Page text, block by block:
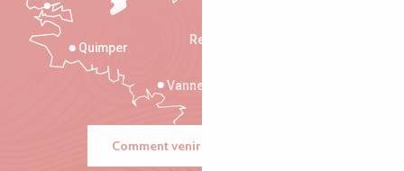
Rennes
Vannes
Quimper
Comment venir ?